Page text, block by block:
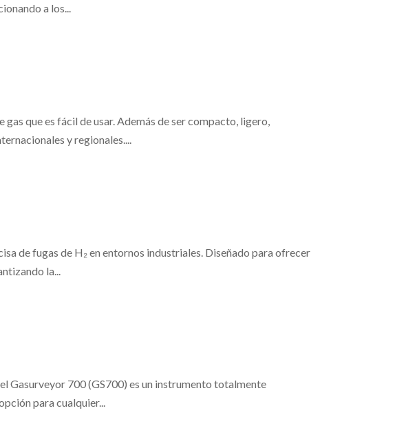
a los...
que es fácil de usar. Además de ser compacto, ligero,
y regionales....
de fugas de H₂ en entornos industriales. Diseñado para ofrecer
la...
Gasurveyor 700 (GS700) es un instrumento totalmente
para cualquier...